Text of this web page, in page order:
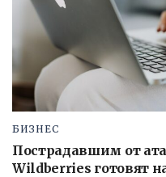
БИЗНЕС
Пострадавшим от
Wildberries готовят